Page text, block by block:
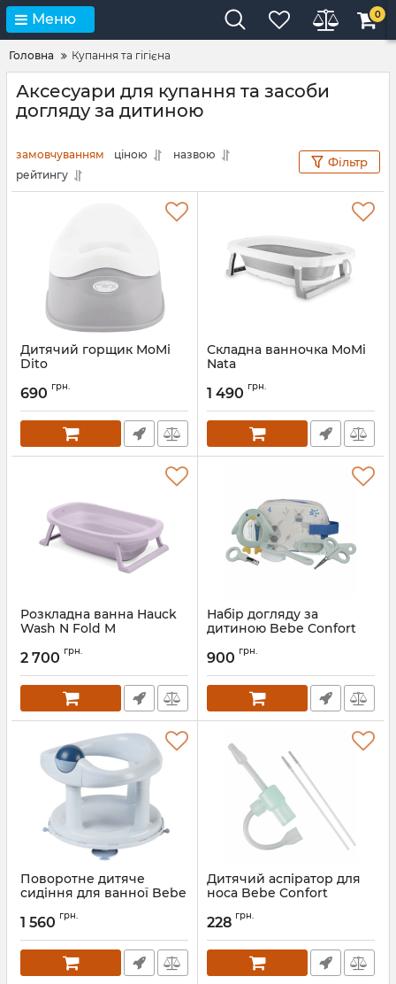
Меню 0
Головна Купання та гігієна
Аксесуари для купання та засоби
догляду за дитиною
замовчуванням ціною
назвою
рейтингу
Фільтр
Дитячий горщик MoMi
Dito
690 грн.
Складна ванночка MoMi
Nata
1 490 грн.
Розкладна ванна Hauck
Wash N Fold M
2 700 грн.
Набір догляду за
дитиною Bebe Confort
900 грн.
Поворотне дитяче
сидіння для ванної Bebe
Артикул:
1 560 грн.
Дитячий аспіратор для
носа Bebe Confort
228 грн.